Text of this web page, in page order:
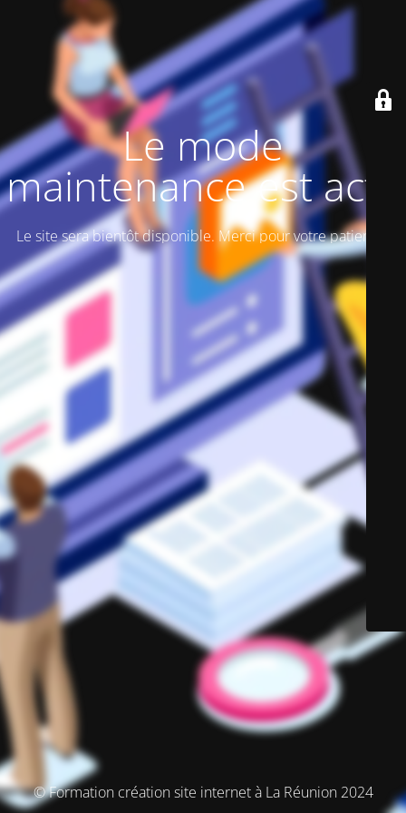
Le mode
maintenance est actif
Le site sera bientôt disponible. Merci pour votre patience!
© Formation création site internet à La Réunion 2024